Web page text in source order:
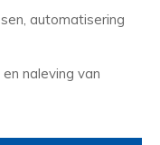
automatisering
naleving van